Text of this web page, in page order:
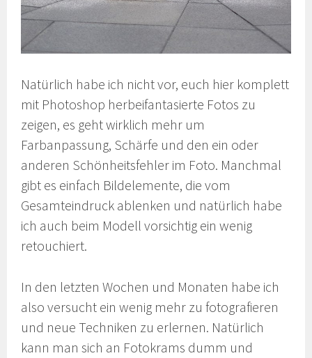
Natürlich habe ich nicht vor, euch hier komplett
mit Photoshop herbeifantasierte Fotos zu
zeigen, es geht wirklich mehr um
Farbanpassung, Schärfe und den ein oder
anderen Schönheitsfehler im Foto. Manchmal
gibt es einfach Bildelemente, die vom
Gesamteindruck ablenken und natürlich habe
ich auch beim Modell vorsichtig ein wenig
retouchiert.
In den letzten Wochen und Monaten habe ich
also versucht ein wenig mehr zu fotografieren
und neue Techniken zu erlernen. Natürlich
kann man sich an Fotokrams dumm und